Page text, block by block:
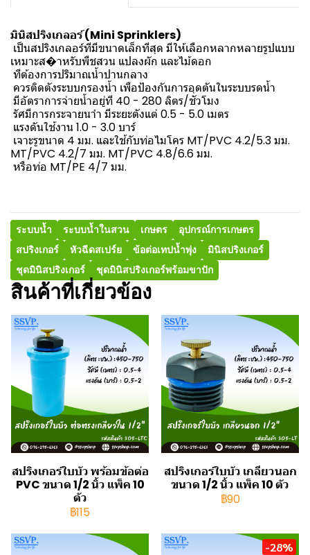
มินิสปริงเกลอร์ (Mini Sprinklers)
เป็นสปริงเกลอร์ทีมีขนาดเล็กทีสุด มีให้เลือกหลากหลายรูปแบบ
เหมาะส�าหรับพืชสวน แปลงผัก และไม้ดอก
ทีต้องการปริมาณน้ำปานกลาง
ควรติดตังระบบกรองน้ำ เพือป้องกันการอุดตันในระบบรดน้ำ
มีอัตราการจ่ายน้ำอยู่ที 40 - 280 ลิตร/ชัวโมง
รัศมีการกระจายนาำ มีระยะตังแต่ 0.5 - 5.0 เมตร
แรงดันใช้งาน 1.0 - 3.0 บาร์
เจาะรูขนาด 4 มม. และใช้กับท่อไมโคร MT/PVC 4.2/5.3 มม.
MT/PVC 4.2/7 มม. MT/PVC 4.8/6.6 มม.
หรือท่อ MT/PE 4/7 มม.
ระบบน้ำ ระบบน้ำในสวน เกษตร
อุปกรณ์การเกษตร
สปริงเกอร์
หัวฉีดสเปร์ย ข้อต่อเทปน้ำพุ่ง
มินิสปริงเกอร์
ชุดมินิสปริงเกอร์
ชุดมินิสปริงเกอร์พร้อมขาปัก
สินค้าที่เกี่ยวข้อง
สปริงเกอร์ใบบัว พร้อมข้อต่อ
PVC ขนาด 1/2 นิ้ว แพ็ค 10
ตัว
฿115
สปริงเกอร์ใบบัว เกลียวนอก
ขนาด 1/2 นิ้ว แพ็ค 10 ตัว
฿90
-28%